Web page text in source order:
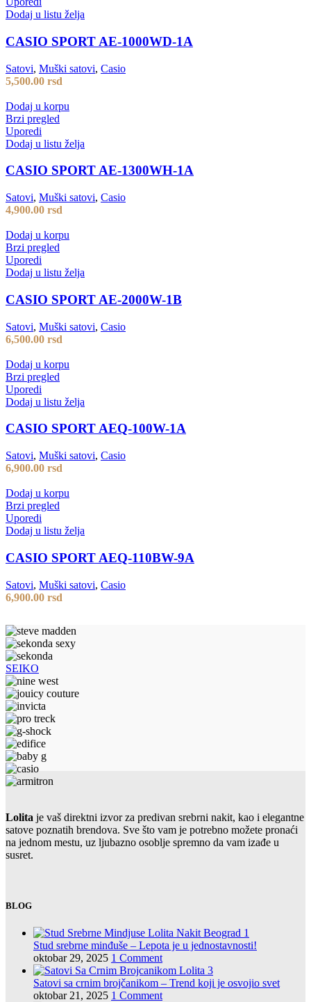
Dodaj u listu želja
CASIO SPORT AE-1000WD-1A
Satovi, Muški satovi, Casio
5,500.00 rsd
Dodaj u korpu
Brzi pregled
Uporedi
Dodaj u listu želja
CASIO SPORT AE-1300WH-1A
Satovi, Muški satovi, Casio
4,900.00 rsd
Dodaj u korpu
Brzi pregled
Uporedi
Dodaj u listu želja
CASIO SPORT AE-2000W-1B
Satovi, Muški satovi, Casio
6,500.00 rsd
Dodaj u korpu
Brzi pregled
Uporedi
Dodaj u listu želja
CASIO SPORT AEQ-100W-1A
Satovi, Muški satovi, Casio
6,900.00 rsd
Dodaj u korpu
Brzi pregled
Uporedi
Dodaj u listu želja
CASIO SPORT AEQ-110BW-9A
Satovi, Muški satovi, Casio
6,900.00 rsd
SEIKO
Lolita je vaš direktni izvor za predivan srebrni nakit, kao i elegantne
satove poznatih brendova. Sve što vam je potrebno možete pronaći
na jednom mestu, uz ljubazno osoblje spremno da vam izađe u
susret.
BLOG
Stud srebrne minđuše – Lepota je u jednostavnosti!
oktobar 29, 2025 1 Comment
Satovi sa crnim brojčanikom – Trend koji je osvojio svet
oktobar 21, 2025 1 Comment